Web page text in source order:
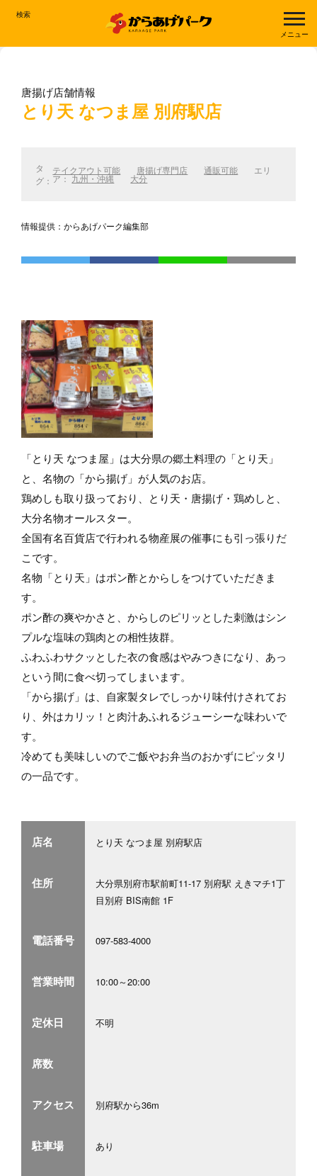
検索
メニュー
唐揚げ店舗情報
とり天 なつま屋 別府駅店
タ
グ：
テイクアウト可能 唐揚げ専門店 通販可能 エリ
ア：九州・沖縄 大分
情報提供：からあげパーク編集部
「とり天 なつま屋」は大分県の郷土料理の「とり天」
と、名物の「から揚げ」が人気のお店。
鶏めしも取り扱っており、とり天・唐揚げ・鶏めしと、
大分名物オールスター。
全国有名百貨店で行われる物産展の催事にも引っ張りだ
こです。
名物「とり天」はポン酢とからしをつけていただきま
す。
ポン酢の爽やかさと、からしのピリッとした刺激はシン
プルな塩味の鶏肉との相性抜群。
ふわふわサクッとした衣の食感はやみつきになり、あっ
という間に食べ切ってしまいます。
「から揚げ」は、自家製タレでしっかり味付けされてお
り、外はカリッ！と肉汁あふれるジューシーな味わいで
す。
冷めても美味しいのでご飯やお弁当のおかずにピッタリ
の一品です。
店名 とり天 なつま屋 別府駅店
住所
大分県別府市駅前町11-17 別府駅 えきマチ1丁
目別府 BIS南館 1F
電話番号 097-583-4000
営業時間 10:00～20:00
定休日 不明
席数
アクセス 別府駅から36m
駐車場 あり